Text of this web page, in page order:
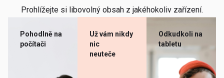
Prohlížejte si libovolný obsah z jakéhokoliv zařízení.
Pohodlně na
počítači
Už vám nikdy
nic
neuteče
Odkudkoli na
tabletu